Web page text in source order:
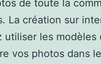
de toute la
La création sur
les modèles
vos photos dans